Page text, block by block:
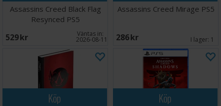
Assassins Creed Black Flag
Resynced PS5
529 SEK Väntas in:
2026-08-11
Assassins Creed Mirage PS5
286 SEK I lager: 1
Köp Köp